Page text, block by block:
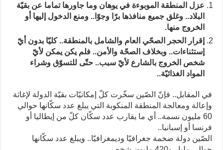
عزل المنطقة الموبوءة في يوهان وما جاورها تماما عن بقيّة
البلاد.. وغلق جميع منافذها برّا وجوّا.. ومنع الدخول إليها أو
الخروج منها.
إقرار الحجر الصحّي العام والشامل بالمنطقة.. كليّا بدون أيّ
إستثناءات.. وبخلاف الصحّة والأمن.. فلم يكن يمكن لأيّ
شخص الخروج بالشارع لأيّ سبب.. حتّى للتسوّق وشراء
المواد الغذائيّة..
في المقابل.. فإنّ الصّين سخّرت كلّ إمكانيّات بقيّة الدولة لإغاثة
وإعالة ومعالجة المنطقة المنكوبة التي يبلغ عدد سكّانها حوالي
60 مليون نسمة.. أي ما يقارب عدد سكّان كلّ من إيطاليا أو
فرنسا أو إسبانيا..
الصّين دولة ضخمة جغرافيّا وديمغرافيّا.. ويبلغ عدد سكّانها